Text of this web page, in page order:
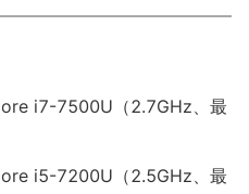
i7-7500U（2.7GHz、最
i5-7200U（2.5GHz、最